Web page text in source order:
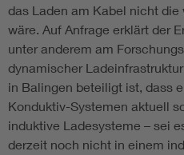
das Laden am Kabel nicht
wäre. Auf Anfrage erklärt der
unter anderem am
dynamischer
in Balingen beteiligt ist, dass
Konduktiv-Systemen aktuell
induktive Ladesysteme – sei
derzeit noch nicht in einem